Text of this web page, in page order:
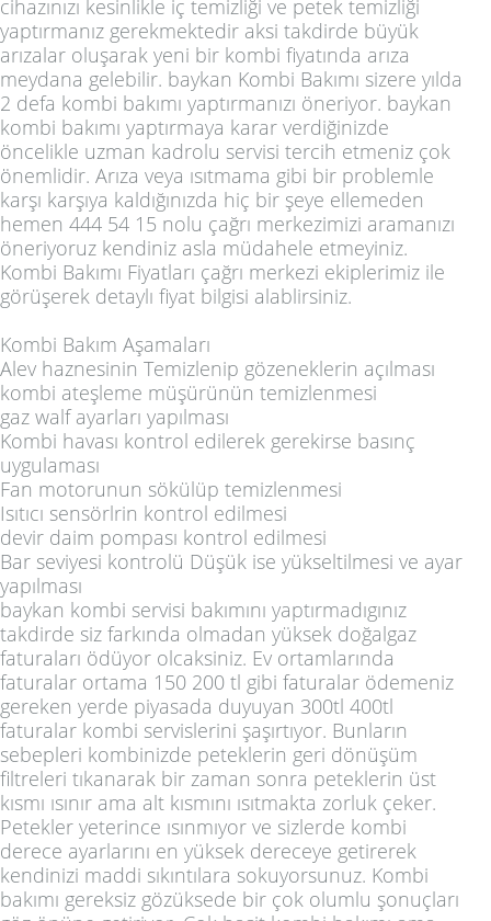
cihazınızı kesinlikle iç temizliği ve petek temizliği
yaptırmanız gerekmektedir aksi takdirde büyük
arızalar oluşarak yeni bir kombi fiyatında arıza
meydana gelebilir. baykan Kombi Bakımı sizere yılda
2 defa kombi bakımı yaptırmanızı öneriyor. baykan
kombi bakımı yaptırmaya karar verdiğinizde
öncelikle uzman kadrolu servisi tercih etmeniz çok
önemlidir. Arıza veya ısıtmama gibi bir problemle
karşı karşıya kaldığınızda hiç bir şeye ellemeden
hemen 444 54 15 nolu çağrı merkezimizi aramanızı
öneriyoruz kendiniz asla müdahele etmeyiniz.
Kombi Bakımı Fiyatları çağrı merkezi ekiplerimiz ile
görüşerek detaylı fiyat bilgisi alablirsiniz.
Kombi Bakım Aşamaları
Alev haznesinin Temizlenip gözeneklerin açılması
kombi ateşleme müşürünün temizlenmesi
gaz walf ayarları yapılması
Kombi havası kontrol edilerek gerekirse basınç
uygulaması
Fan motorunun sökülüp temizlenmesi
Isıtıcı sensörlrin kontrol edilmesi
devir daim pompası kontrol edilmesi
Bar seviyesi kontrolü Düşük ise yükseltilmesi ve ayar
yapılması
baykan kombi servisi bakımını yaptırmadıgınız
takdirde siz farkında olmadan yüksek doğalgaz
faturaları ödüyor olcaksiniz. Ev ortamlarında
faturalar ortama 150 200 tl gibi faturalar ödemeniz
gereken yerde piyasada duyuyan 300tl 400tl
faturalar kombi servislerini şaşırtıyor. Bunların
sebepleri kombinizde peteklerin geri dönüşüm
filtreleri tıkanarak bir zaman sonra peteklerin üst
kısmı ısınır ama alt kısmını ısıtmakta zorluk çeker.
Petekler yeterince ısınmıyor ve sizlerde kombi
derece ayarlarını en yüksek dereceye getirerek
kendinizi maddi sıkıntılara sokuyorsunuz. Kombi
bakımı gereksiz gözüksede bir çok olumlu şonuçları